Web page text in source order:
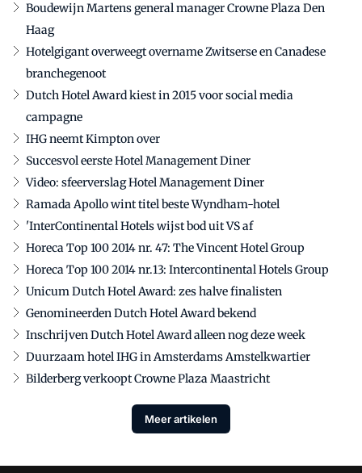
Boudewijn Martens general manager Crowne Plaza Den
Haag
Hotelgigant overweegt overname Zwitserse en Canadese
branchegenoot
Dutch Hotel Award kiest in 2015 voor social media
campagne
IHG neemt Kimpton over
Succesvol eerste Hotel Management Diner
Video: sfeerverslag Hotel Management Diner
Ramada Apollo wint titel beste Wyndham-hotel
'InterContinental Hotels wijst bod uit VS af
Horeca Top 100 2014 nr. 47: The Vincent Hotel Group
Horeca Top 100 2014 nr.13: Intercontinental Hotels Group
Unicum Dutch Hotel Award: zes halve finalisten
Genomineerden Dutch Hotel Award bekend
Inschrijven Dutch Hotel Award alleen nog deze week
Duurzaam hotel IHG in Amsterdams Amstelkwartier
Bilderberg verkoopt Crowne Plaza Maastricht
Meer artikelen